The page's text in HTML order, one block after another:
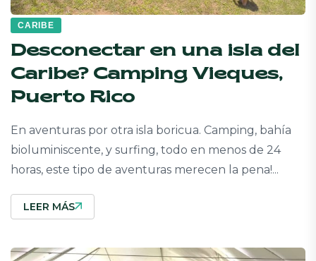
CARIBE
Desconectar en una isla del
Caribe? Camping Vieques,
Puerto Rico
En aventuras por otra isla boricua. Camping, bahía
bioluminiscente, y surfing, todo en menos de 24
horas, este tipo de aventuras merecen la pena!...
LEER MÁS